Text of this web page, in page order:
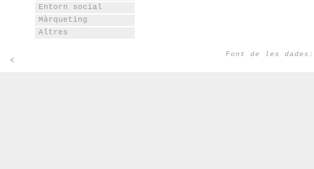
Entorn social
Màrqueting
Altres
Font de les